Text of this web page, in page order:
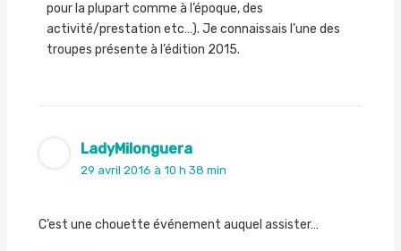
pour la plupart comme à l’époque, des
activité/prestation etc…). Je connaissais l’une des
troupes présente à l’édition 2015.
LadyMilonguera
29 avril 2016 à 10 h 38 min
C’est une chouette événement auquel assister…